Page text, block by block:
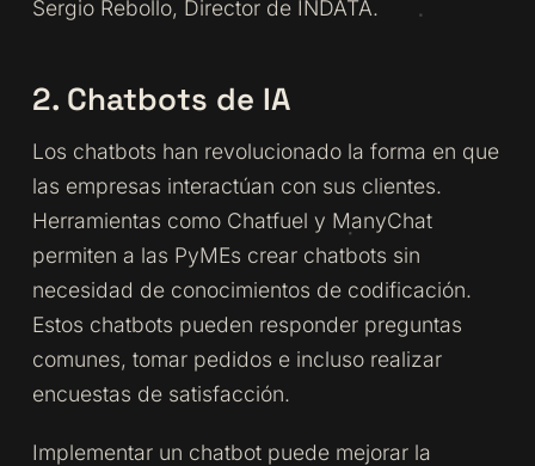
Sergio Rebollo, Director de INDATA.
2. Chatbots de IA
Los chatbots han revolucionado la forma en que
las empresas interactúan con sus clientes.
Herramientas como Chatfuel y ManyChat
permiten a las PyMEs crear chatbots sin
necesidad de conocimientos de codificación.
Estos chatbots pueden responder preguntas
comunes, tomar pedidos e incluso realizar
encuestas de satisfacción.
Implementar un chatbot puede mejorar la